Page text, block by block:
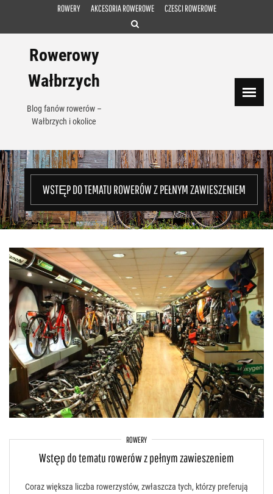
ROWERY AKCESORIA ROWEROWE CZESCI ROWEROWE
Rowerowy
Wałbrzych
Blog fanów rowerów –
Wałbrzych i okolice
WSTĘP DO TEMATU ROWERÓW Z PEŁNYM ZAWIESZENIEM
ROWERY
Wstęp do tematu rowerów z pełnym zawieszeniem
Coraz większa liczba rowerzystów, zwłaszcza tych, którzy preferują